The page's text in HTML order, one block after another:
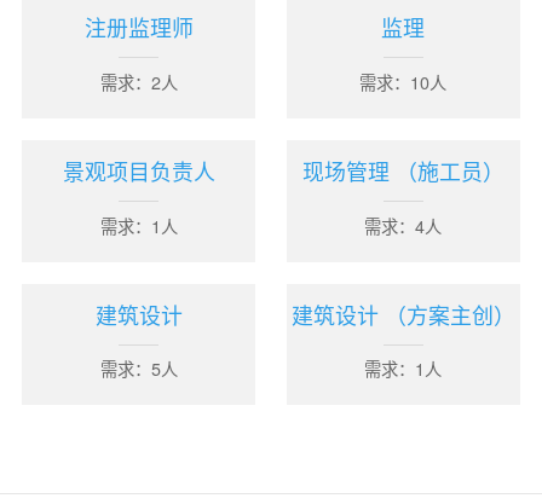
注册监理师
需求：2人
监理
需求：10人
景观项目负责人
需求：1人
现场管理 （施工员）
需求：4人
建筑设计
需求：5人
建筑设计 （方案主创）
需求：1人